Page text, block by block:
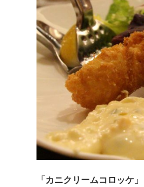
「カニクリームコロッケ」